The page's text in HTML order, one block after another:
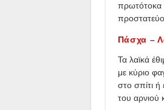
πρωτότοκα
Πάσχα –
Τα λαϊκά
με κύριο
στο σπίτι
του αρνιού